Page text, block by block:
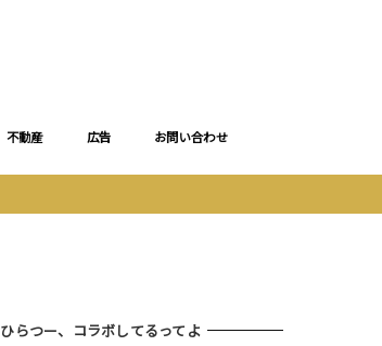
不動産 広告 お問い合わせ
ひらつー、コラボしてるってよ